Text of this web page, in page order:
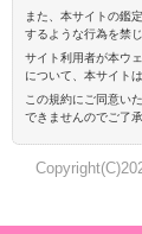
また、本サイトの鑑
するような行為を禁じ
サイト利用者が本ウ
について、本サイト
この規約にご同意い
できませんのでご了承